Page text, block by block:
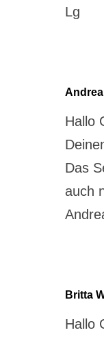
Lg
Andrea
Hallo
Das
auch
Britta
Hallo